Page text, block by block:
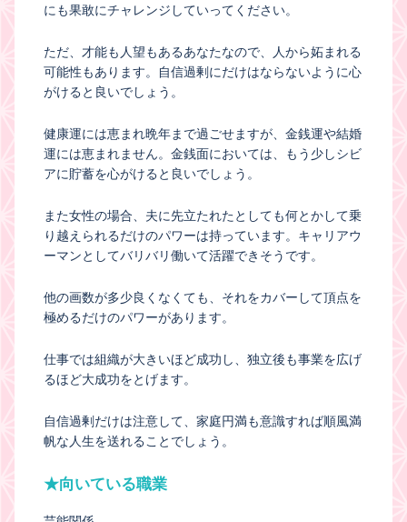
にも果敢にチャレンジしていってください。
ただ、才能も人望もあるあなたなので、人から妬まれる
可能性もあります。自信過剰にだけはならないように心
がけると良いでしょう。
健康運には恵まれ晩年まで過ごせますが、金銭運や結婚
運には恵まれません。金銭面においては、もう少しシビ
アに貯蓄を心がけると良いでしょう。
また女性の場合、夫に先立たれたとしても何とかして乗
り越えられるだけのパワーは持っています。キャリアウ
ーマンとしてバリバリ働いて活躍できそうです。
他の画数が多少良くなくても、それをカバーして頂点を
極めるだけのパワーがあります。
仕事では組織が大きいほど成功し、独立後も事業を広げ
るほど大成功をとげます。
自信過剰だけは注意して、家庭円満も意識すれば順風満
帆な人生を送れることでしょう。
★向いている職業